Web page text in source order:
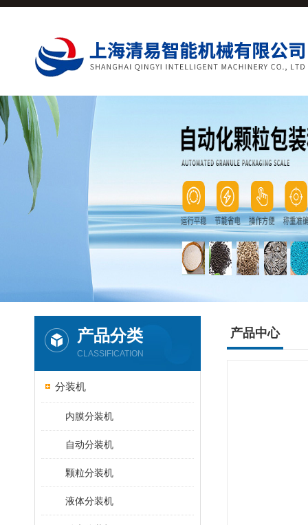
产品分类
CLASSIFICATION
分装机
内膜分装机
自动分装机
颗粒分装机
液体分装机
产品中心